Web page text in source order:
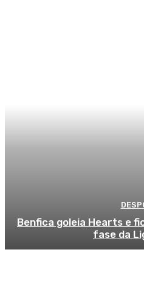
Benfica goleia Hearts e
fase da